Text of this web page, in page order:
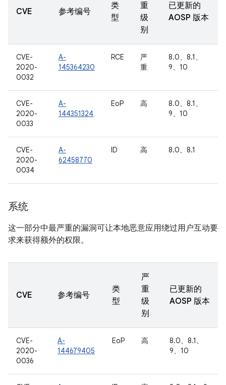
CVE 参考编号
类
型
重
级
别
已更新的
AOSP 版本
CVE-
2020-
0032
A-
145364230
RCE
严
重
8.0、8.1、
9、10
CVE-
2020-
0033
A-
144351324
EoP 高
8.0、8.1、
9、10
CVE-
2020-
0034
A-
62458770
ID 高 8.0、8.1
系统
这一部分中最严重的漏洞可让本地恶意应用绕过用户互动要
求来获得额外的权限。
CVE 参考编号
类
型
严
重
级
别
已更新的
AOSP 版本
CVE-
2020-
0036
A-
144679405
EoP 高
8.0、8.1、
9、10